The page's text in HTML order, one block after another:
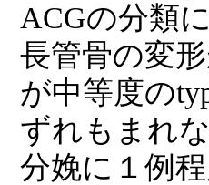
ACGの分類
長管骨の変
が中等度の
ずれもまれ
分娩に１例